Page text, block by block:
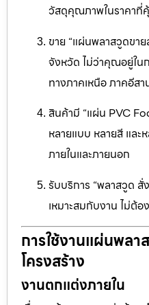
วัสดุคุณภาพในราคาที่
ขาย “แผ่นพลาสวูดขา
จังหวัด ไม่ว่าคุณอยู่ใน
ทางภาคเหนือ ภาคอีสา
สินค้ามี “แผ่น PVC
หลายแบบ หลายสี และ
ภายในและภายนอก
รับบริการ “พลาสวูด สั่
เหมาะสมกับงาน ไม่ต้อ
การใช้งานแผ่นพลา
โครงสร้าง
งานตกแต่งภายใน